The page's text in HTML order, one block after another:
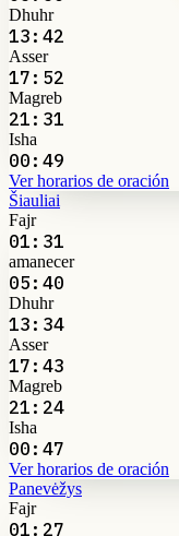
Dhuhr
13:42
Asser
17:52
Magreb
21:31
Isha
00:49
Ver horarios de oración
Šiauliai
Fajr
01:31
amanecer
05:40
Dhuhr
13:34
Asser
17:43
Magreb
21:24
Isha
00:47
Ver horarios de oración
Panevėžys
Fajr
01:27